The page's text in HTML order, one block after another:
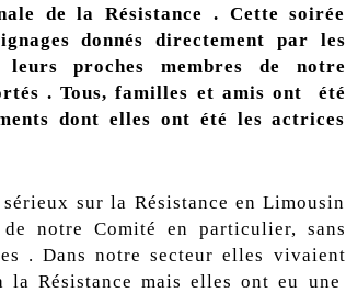
de la Résistance . Cette soirée
donnés directement par les
leurs proches membres de notre
. Tous, familles et amis ont été
dont elles ont été les actrices
sur la Résistance en Limousin
notre Comité en particulier, sans
. Dans notre secteur elles vivaient
Résistance mais elles ont eu une